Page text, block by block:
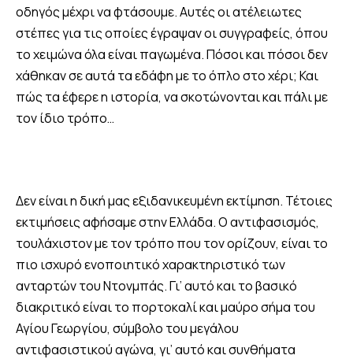
οδηγός μέχρι να φτάσουμε. Αυτές οι ατέλειωτες
στέπες για τις οποίες έγραψαν οι συγγραφείς, όπου
το χειμώνα όλα είναι παγωμένα. Πόσοι και πόσοι δεν
χάθηκαν σε αυτά τα εδάφη με το όπλο στο χέρι; Και
πώς τα έφερε η ιστορία, να σκοτώνονται και πάλι με
τον ίδιο τρόπο…
Δεν είναι η δική μας εξιδανικευμένη εκτίμηση. Τέτοιες
εκτιμήσεις αφήσαμε στην Ελλάδα. Ο αντιφασισμός,
τουλάχιστον με τον τρόπο που τον ορίζουν, είναι το
πιο ισχυρό ενοποιητικό χαρακτηριστικό των
ανταρτών του Ντονμπάς. Γι’ αυτό και το βασικό
διακριτικό είναι το πορτοκαλί και μαύρο σήμα του
Αγίου Γεωργίου, σύμβολο του μεγάλου
αντιφασιστικού αγώνα, γι’ αυτό και συνθήματα